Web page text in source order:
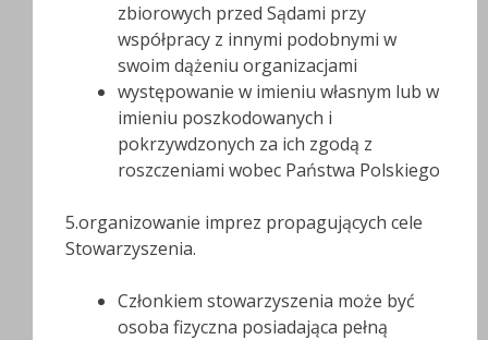
zbiorowych przed Sądami przy
współpracy z innymi podobnymi w
swoim dążeniu organizacjami
występowanie w imieniu własnym lub w
imieniu poszkodowanych i
pokrzywdzonych za ich zgodą z
roszczeniami wobec Państwa Polskiego
5.organizowanie imprez propagujących cele
Stowarzyszenia.
Członkiem stowarzyszenia może być
osoba fizyczna posiadająca pełną